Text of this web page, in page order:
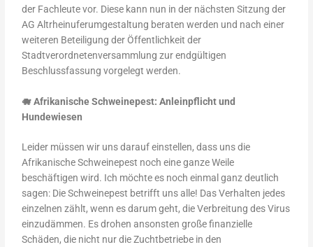
der Fachleute vor. Diese kann nun in der nächsten Sitzung der
AG Altrheinuferumgestaltung beraten werden und nach einer
weiteren Beteiligung der Öffentlichkeit der
Stadtverordnetenversammlung zur endgültigen
Beschlussfassung vorgelegt werden.
🐗Afrikanische Schweinepest: Anleinpflicht und
Hundewiesen
Leider müssen wir uns darauf einstellen, dass uns die
Afrikanische Schweinepest noch eine ganze Weile
beschäftigen wird. Ich möchte es noch einmal ganz deutlich
sagen: Die Schweinepest betrifft uns alle! Das Verhalten jedes
einzelnen zählt, wenn es darum geht, die Verbreitung des Virus
einzudämmen. Es drohen ansonsten große finanzielle
Schäden, die nicht nur die Zuchtbetriebe in den